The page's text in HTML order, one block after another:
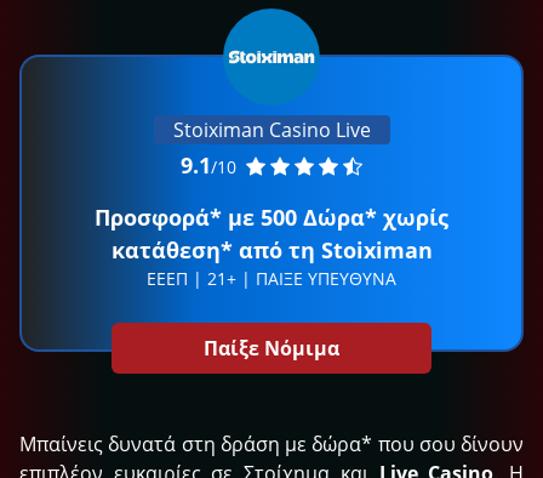
Stoiximan Casino Live
9.1/10
Προσφορά* με 500 Δώρα* χωρίς
κατάθεση* από τη Stoiximan
ΕΕΕΠ | 21+ | ΠΑΙΞΕ ΥΠΕΥΘΥΝΑ
Παίξε Νόμιμα
Μπαίνεις δυνατά στη δράση με δώρα* που σου δίνουν